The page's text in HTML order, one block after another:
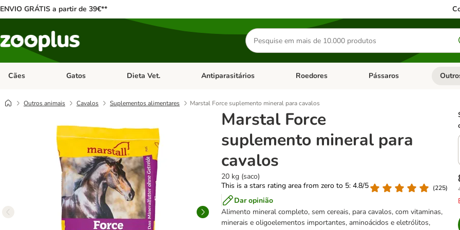
ENVIO GRÁTIS a partir de 39€**
Pesquisar
produtos
Cães Abrir menu de categoria: Cães
Gatos Abrir menu de categoria: Gatos
Dieta Vet. Abrir menu de categoria: Dieta Vet.
Antiparasitários Abrir menu de categoria: Antiparasitários
Roedores Abrir menu de categoria:
Pássaros Abrir
Outros animais Cavalos Suplementos alimentares Marstal Force suplemento mineral para cavalos
Marstal Force
suplemento mineral para
cavalos
20 kg (saco)
This is a stars rating area from zero to 5: 4.8/5
(225)
Dar opinião
Alimento mineral completo, sem cereais, para cavalos, com vitaminas,
minerais e oligoelementos importantes, aminoácidos e eletrólitos,